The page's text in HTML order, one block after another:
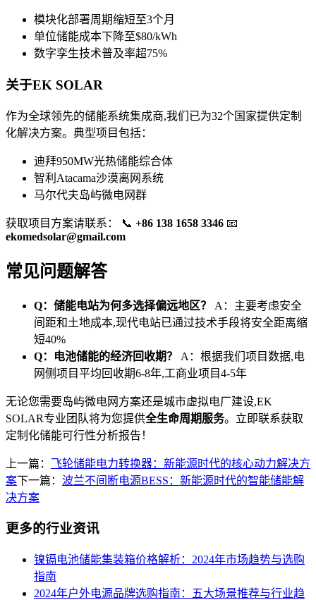
模块化部署周期缩短至3个月
单位储能成本下降至$80/kWh
数字孪生技术普及率超75%
关于EK SOLAR
作为全球领先的储能系统集成商,我们已为32个国家提供定制
化解决方案。典型项目包括：
迪拜950MW光热储能综合体
智利Atacama沙漠离网系统
马尔代夫岛屿微电网群
获取项目方案请联系： 📞 +86 138 1658 3346 📧
ekomedsolar@gmail.com
常见问题解答
Q：储能电站为何多选择偏远地区？
A：主要考虑安全
间距和土地成本,现代电站已通过技术手段将安全距离缩
短40%
Q：电池储能的经济回收期？
A：根据我们项目数据,电
网侧项目平均回收期6-8年,工商业项目4-5年
无论您需要岛屿微电网方案还是城市虚拟电厂建设,EK
SOLAR专业团队将为您提供全生命周期服务。立即联系获取
定制化储能可行性分析报告！
上一篇： 飞轮储能电力转换器：新能源时代的核心动力解决方
案下一篇： 波兰不间断电源BESS：新能源时代的智能储能解
决方案
更多的行业资讯
镍镉电池储能集装箱价格解析：2024年市场趋势与选购
指南
2024年户外电源品牌选购指南：五大场景推荐与行业趋